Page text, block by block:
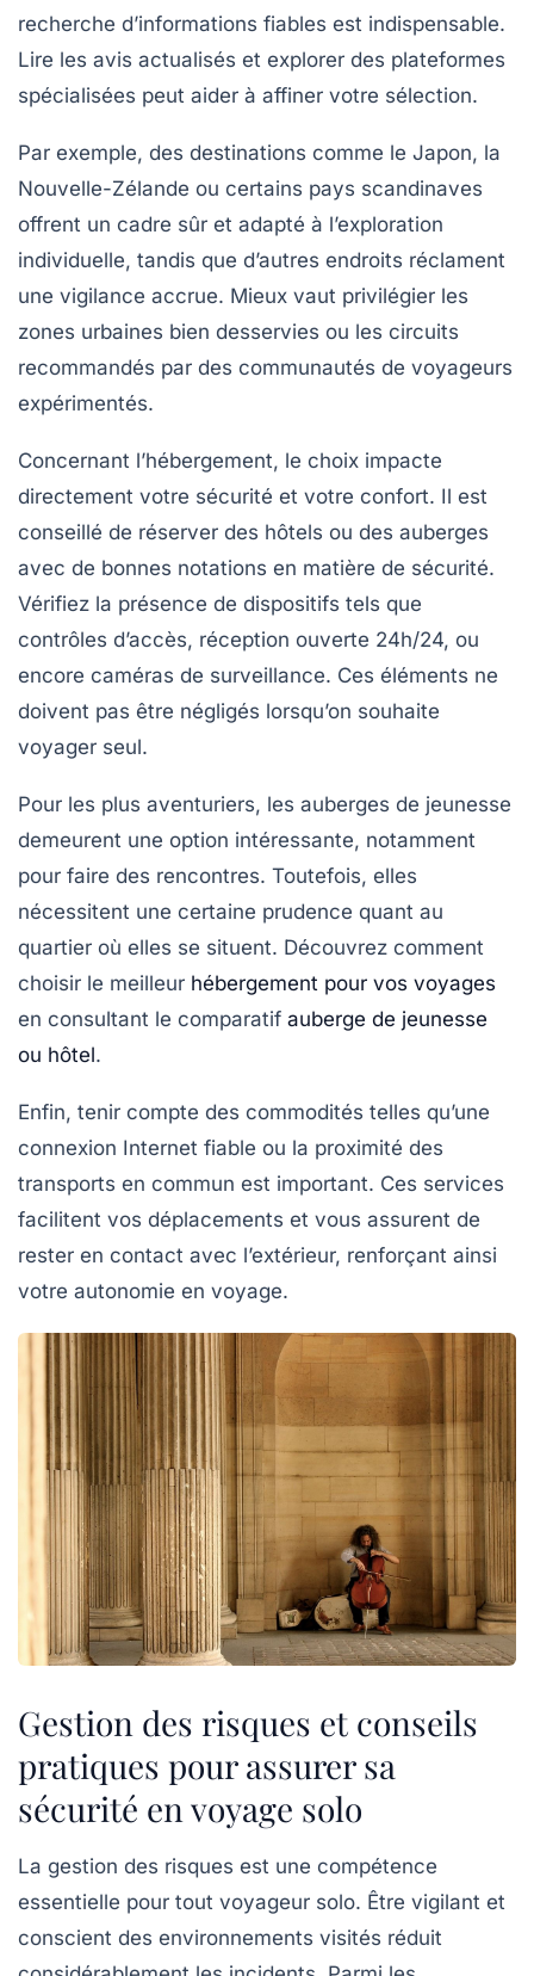
recherche d’informations fiables est indispensable.
Lire les avis actualisés et explorer des plateformes
spécialisées peut aider à affiner votre sélection.
Par exemple, des destinations comme le Japon, la
Nouvelle-Zélande ou certains pays scandinaves
offrent un cadre sûr et adapté à l’exploration
individuelle, tandis que d’autres endroits réclament
une vigilance accrue. Mieux vaut privilégier les
zones urbaines bien desservies ou les circuits
recommandés par des communautés de voyageurs
expérimentés.
Concernant l’hébergement, le choix impacte
directement votre sécurité et votre confort. Il est
conseillé de réserver des hôtels ou des auberges
avec de bonnes notations en matière de sécurité.
Vérifiez la présence de dispositifs tels que
contrôles d’accès, réception ouverte 24h/24, ou
encore caméras de surveillance. Ces éléments ne
doivent pas être négligés lorsqu’on souhaite
voyager seul.
Pour les plus aventuriers, les auberges de jeunesse
demeurent une option intéressante, notamment
pour faire des rencontres. Toutefois, elles
nécessitent une certaine prudence quant au
quartier où elles se situent. Découvrez comment
choisir le meilleur hébergement pour vos voyages
en consultant le comparatif auberge de jeunesse
ou hôtel.
Enfin, tenir compte des commodités telles qu’une
connexion Internet fiable ou la proximité des
transports en commun est important. Ces services
facilitent vos déplacements et vous assurent de
rester en contact avec l’extérieur, renforçant ainsi
votre autonomie en voyage.
Gestion des risques et conseils
pratiques pour assurer sa
sécurité en voyage solo
La gestion des risques est une compétence
essentielle pour tout voyageur solo. Être vigilant et
conscient des environnements visités réduit